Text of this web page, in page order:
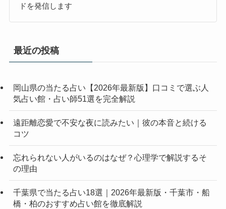
ドを発信します
最近の投稿
岡山県の当たる占い【2026年最新版】口コミで選ぶ人
気占い館・占い師51選を完全解説
遠距離恋愛で不安な夜に読みたい｜彼の本音と続ける
コツ
忘れられない人がいるのはなぜ？心理学で解説するそ
の理由
千葉県で当たる占い18選｜2026年最新版・千葉市・船
橋・柏のおすすめ占い館を徹底解説